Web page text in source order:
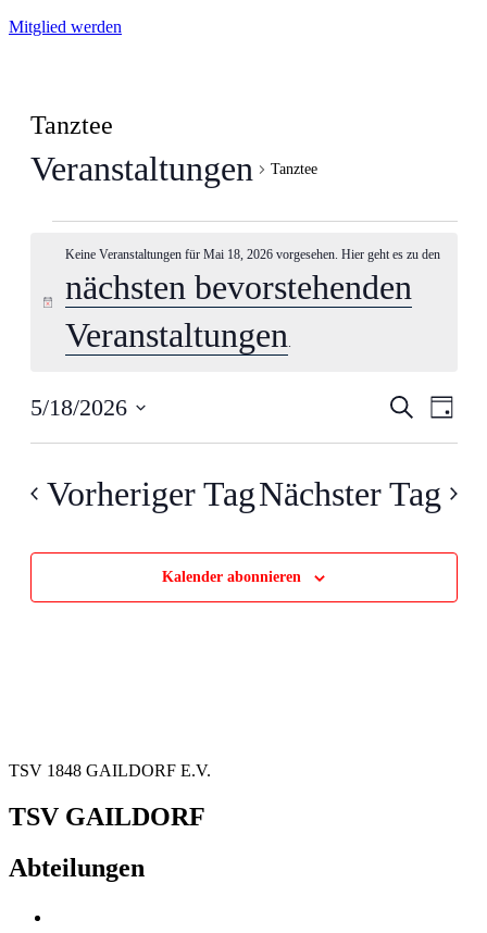
Mitglied werden
Tanztee
Veranstaltungen Tanztee
Mai
2026
Hinweis
Keine Veranstaltungen für Mai 18, 2026 vorgesehen. Hier geht es zu den
nächsten bevorstehenden
Veranstaltungen .
Suche
Tag
5/18/2026
Vorheriger TagNächster Tag
Kalender abonnieren
TSV 1848 GAILDORF E.V.
TSV GAILDORF
Abteilungen